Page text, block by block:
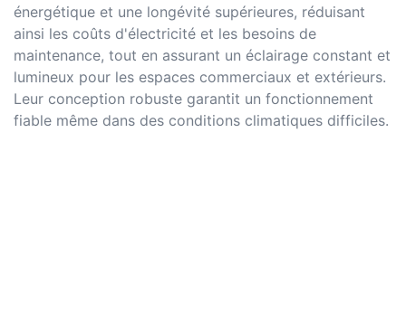
énergétique et une longévité supérieures, réduisant
ainsi les coûts d'électricité et les besoins de
maintenance, tout en assurant un éclairage constant et
lumineux pour les espaces commerciaux et extérieurs.
Leur conception robuste garantit un fonctionnement
fiable même dans des conditions climatiques difficiles.